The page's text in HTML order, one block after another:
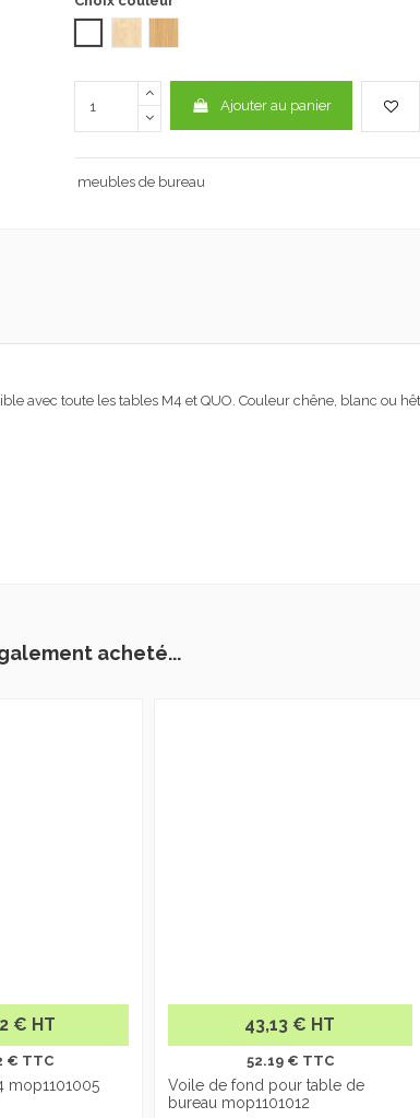
Ajouter au panier
meubles de bureau
avec toute les tables M4 et QUO. Couleur chêne, blanc ou
acheté...
€ HT
€ TTC
mop1101005
43,13 € HT
52.19 € TTC
Voile de fond pour table de
bureau mop1101012